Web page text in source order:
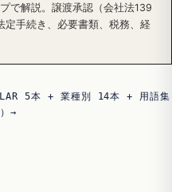
で解説。譲渡承認（会社法139
定手続き、必要書類、税務、経
5本 + 業種別 14本 + 用語集
→